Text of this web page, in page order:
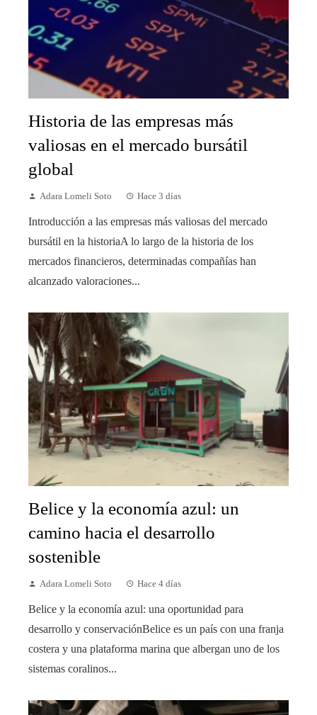
Historia de las empresas más
valiosas en el mercado bursátil
global
Adara Lomeli Soto Hace 3 días
Introducción a las empresas más valiosas del mercado
bursátil en la historiaA lo largo de la historia de los
mercados financieros, determinadas compañías han
alcanzado valoraciones...
Belice y la economía azul: un
camino hacia el desarrollo
sostenible
Adara Lomeli Soto Hace 4 días
Belice y la economía azul: una oportunidad para
desarrollo y conservaciónBelice es un país con una franja
costera y una plataforma marina que albergan uno de los
sistemas coralinos...